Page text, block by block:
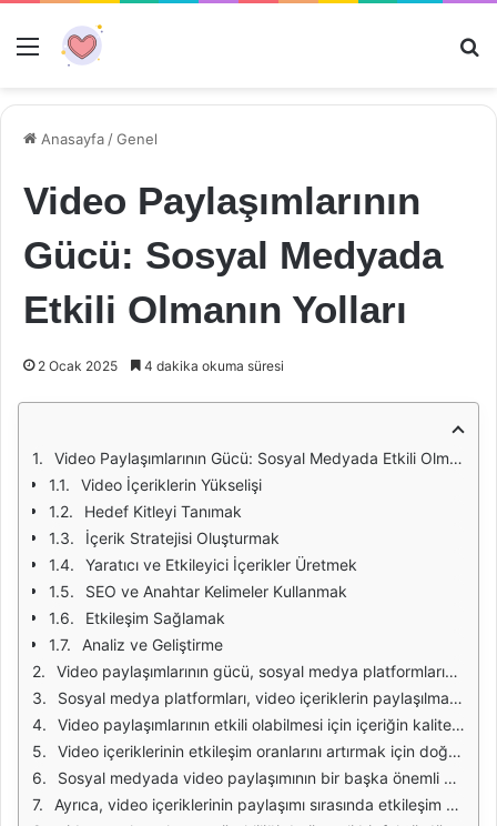
Menü
Anasayfa /Genel
Video Paylaşımlarının
Gücü: Sosyal Medyada
Etkili Olmanın Yolları
2 Ocak 2025 4 dakika okuma süresi
Video Paylaşımlarının Gücü: Sosyal Medyada Etkili Olmanın Yolları
Video İçeriklerin Yükselişi
Hedef Kitleyi Tanımak
İçerik Stratejisi Oluşturmak
Yaratıcı ve Etkileyici İçerikler Üretmek
SEO ve Anahtar Kelimeler Kullanmak
Etkileşim Sağlamak
Analiz ve Geliştirme
Video paylaşımlarının gücü, sosyal medya platformlarında etkileşimi artırmak için önemli bir araçtır. Görsel içeriklerin kullanıcılar üzerindeki etkisi, metin tabanlı içeriklere göre çok daha fazladır. Bu nedenle, markalar ve bireyler video içeriklerini stratejik bir şekilde kullanarak hedef kitlelerine ulaşmayı amaçlamaktadır. Video içerikler, sadece bilgiyi aktarmakla kalmaz, aynı zamanda duygusal bağlar kurarak izleyicilerin dikkatini çeker.
Sosyal medya platformları, video içeriklerin paylaşılmasını ve yayılmasını kolaylaştıran özellikler sunmaktadır. Özellikle TikTok, Instagram Reels ve YouTube Shorts gibi kısa video formatları, kullanıcıların dikkatini hızlı bir şekilde çekmektedir. Bu tür içerikler, eğlenceli ve dikkat çekici olmaları nedeniyle izleyiciler tarafından sıkça paylaşılmakta ve viral hale gelmektedir.
Video paylaşımlarının etkili olabilmesi için içeriğin kalitesi büyük önem taşımaktadır. Yüksek çözünürlükte, iyi düzenlenmiş ve profesyonel bir şekilde çekilmiş videolar, izleyicilerin ilgisini artırır. Ayrıca, içeriğin özgün ve ilgi çekici olması, markanın imajını güçlendirir ve izleyicilerin videoya olan bağlılığını artırır.
Video içeriklerinin etkileşim oranlarını artırmak için doğru etiketlerin ve açıklamaların kullanılması da kritik bir faktördür. Hashtag kullanımı, videoların daha geniş kitlelere ulaşmasını sağlar. Aynı zamanda, açıklayıcı ve ilgi çekici başlıklar, izleyicilerin videoyu tıklamaya teşvik eder. Bu nedenle, içerik oluşturucuların hedef kitlelerini tanıyarak doğru anahtar kelimeleri belirlemesi gerekir.
Sosyal medyada video paylaşımının bir başka önemli yönü ise analiz ve geri bildirimdir. Paylaşılan videoların performansını takip etmek, hangi tür içeriklerin daha çok ilgi gördüğünü anlamak açısından önemlidir. Bu geri bildirimler, gelecekteki video içeriklerinin şekillendirilmesinde yol gösterici olabilir, böylece içerik oluşturucular stratejilerini optimize edebilir.
Ayrıca, video içeriklerinin paylaşımı sırasında etkileşim yaratmak için izleyicilerle iletişim kurmak da kritik öneme sahiptir. İzleyicilere sorular sormak, anketler düzenlemek veya yorumlarda aktif olmak, topluluk oluşturma sürecine katkıda bulunur. Bu tür etkileşimler, izleyicilerin markaya olan bağlılıklarını artırır ve topluluk duygusunu güçlendirir.